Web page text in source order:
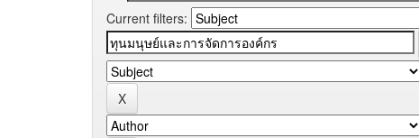
Current filters: